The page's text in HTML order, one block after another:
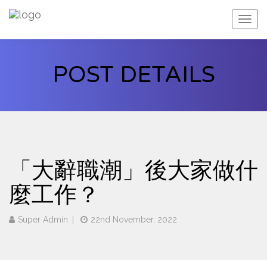
POST DETAILS
「大辭職潮」後大家做什
麼工作？
Super Admin 22nd November, 2022